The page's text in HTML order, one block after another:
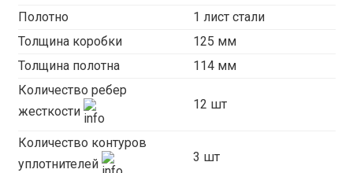
Полотно
1 лист стали
Толщина коробки
125 мм
Толщина полотна
114 мм
Количество ребер
жесткости
12 шт
Количество контуров
уплотнителей
3 шт